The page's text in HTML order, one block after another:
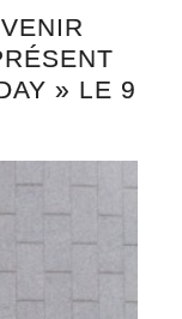
» LE 9